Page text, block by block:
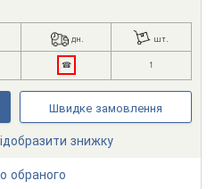
дн. шт.
☎ 1
Швидке замовлення
знижку
обраного